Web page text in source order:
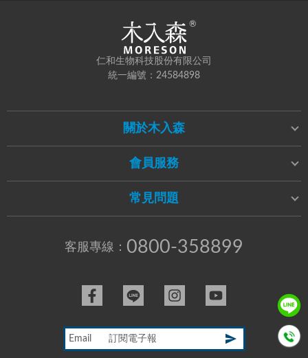
仁和生物科技股份有限公司
統一編號：24584898
關於木入森
會員服務
常見問題
客服專線： 0800-358899
Email